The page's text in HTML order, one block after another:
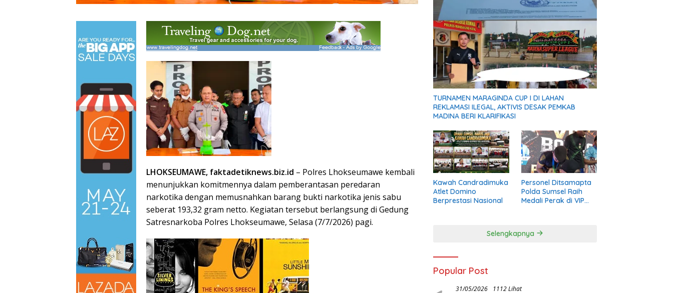
LHOKSEUMAWE, faktadetiknews.biz.id – Polres Lhokseumawe kembali
menunjukkan komitmennya dalam pemberantasan peredaran
narkotika dengan memusnahkan barang bukti narkotika jenis sabu
seberat 193,32 gram netto. Kegiatan tersebut berlangsung di Gedung
Satresnarkoba Polres Lhokseumawe, Selasa (7/7/2026) pagi.
TURNAMEN MARAGINDA CUP I DI LAHAN
REKLAMASI ILEGAL, AKTIVIS DESAK PEMKAB
MADINA BERI KLARIFIKASI
Kawah Candradimuka
Atlet Domino
Berprestasi Nasional
Personel Ditsamapta
Polda Sumsel Raih
Medali Perak di VIP
Selengkapnya
Popular Post
31/05/2026 1112 Lihat